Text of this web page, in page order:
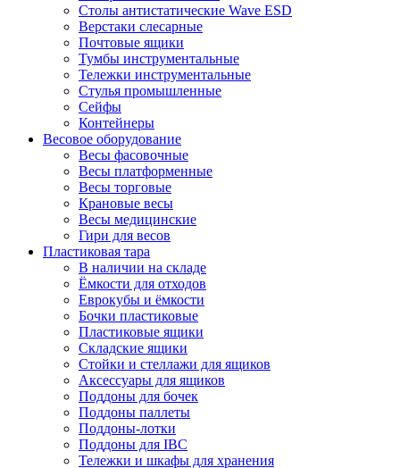
Столы антистатические Wave ESD
Верстаки слесарные
Почтовые ящики
Тумбы инструментальные
Тележки инструментальные
Стулья промышленные
Сейфы
Контейнеры
Весовое оборудование
Весы фасовочные
Весы платформенные
Весы торговые
Крановые весы
Весы медицинские
Гири для весов
Пластиковая тара
В наличии на складе
Ёмкости для отходов
Еврокубы и ёмкости
Бочки пластиковые
Пластиковые ящики
Складские ящики
Стойки и стеллажи для ящиков
Аксессуары для ящиков
Поддоны для бочек
Поддоны паллеты
Поддоны-лотки
Поддоны для IBC
Тележки и шкафы для хранения